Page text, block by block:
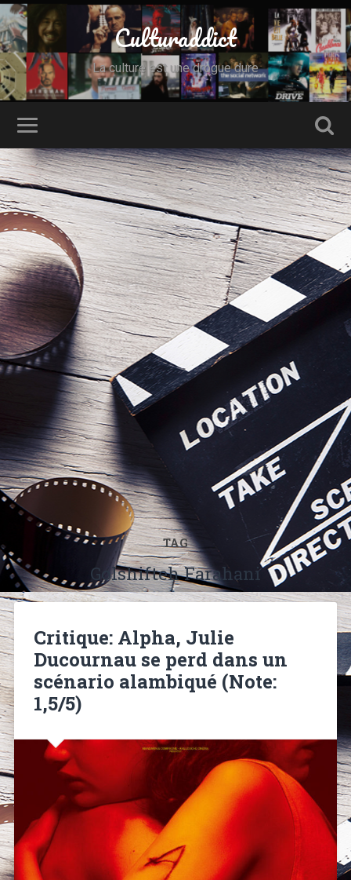
Culturaddict
La culture est une drogue dure
TAG
Golshifteh Farahani
Critique: Alpha, Julie
Ducournau se perd dans un
scénario alambiqué (Note:
1,5/5)